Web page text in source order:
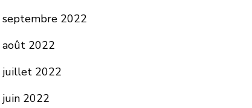
septembre 2022
août 2022
juillet 2022
juin 2022